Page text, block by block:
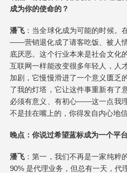
成为你的使命的？
潘飞 ：当全球化成为可能的时候。
——营销退化成了请客吃饭、被人
底厌恶。这个行业本来是社会文化
互联网一样能改变很多年轻人，人
加剧，它慢慢滑进了一个意义匮乏
了我的灯塔，它让这件事重新有了
必须有意义、有初心——这一点我
不是挂在嘴上的，你得发自内心地信
晚点 ：你说过希望蓝标成为一个平
潘飞 ：第一，我们不再是一家纯粹
90% 是代理业务，但总有一天，